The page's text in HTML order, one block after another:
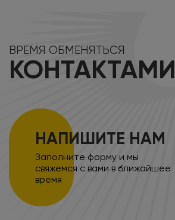
ВРЕМЯ ОБМЕНЯТЬСЯ
КОНТАКТАМИ
НАПИШИТЕ НАМ
Заполните форму и мы
свяжемся с вами в ближайшее
время